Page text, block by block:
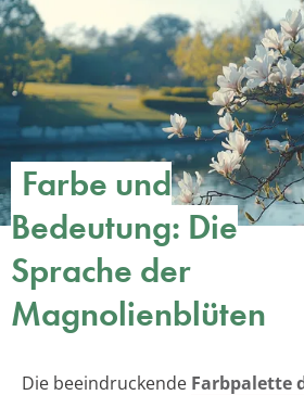
Farbe und
Bedeutung: Die
Sprache der
Magnolienblüten
Die beeindruckende Farbpalette